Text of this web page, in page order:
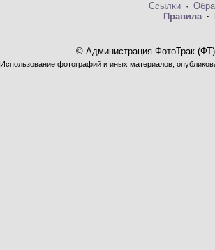
Ссылки·
Правила·
© Администрация ФотоТрак
Использование фотографий и иных материалов,